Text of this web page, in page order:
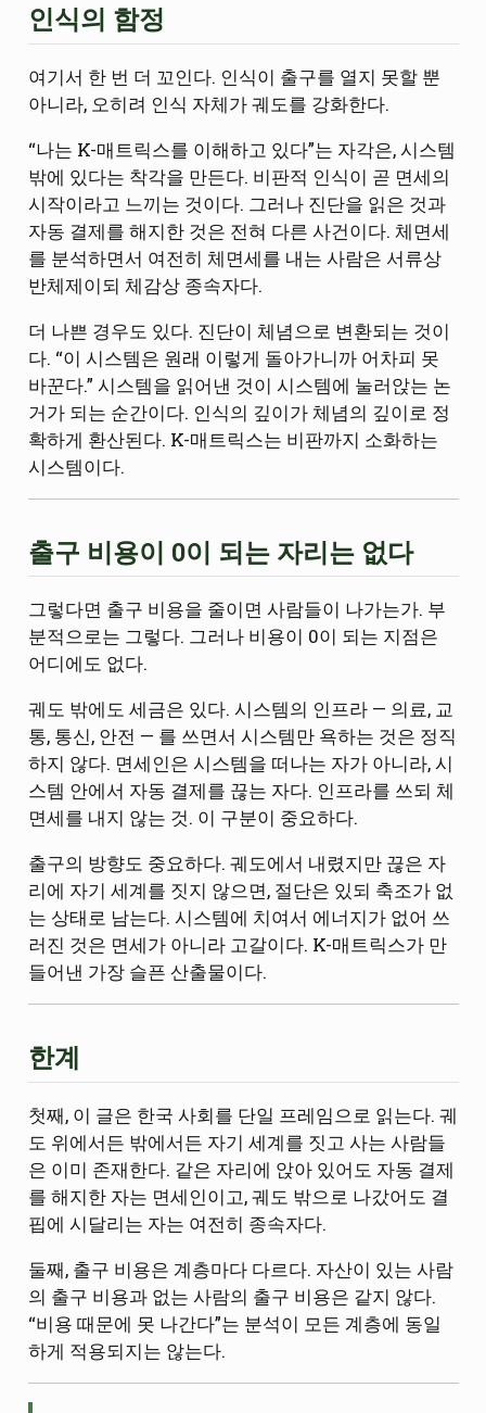
인식의 함정
여기서 한 번 더 꼬인다. 인식이 출구를 열지 못할 뿐
아니라, 오히려 인식 자체가 궤도를 강화한다.
“나는 K-매트릭스를 이해하고 있다”는 자각은, 시스템
밖에 있다는 착각을 만든다. 비판적 인식이 곧 면세의
시작이라고 느끼는 것이다. 그러나 진단을 읽은 것과
자동 결제를 해지한 것은 전혀 다른 사건이다. 체면세
를 분석하면서 여전히 체면세를 내는 사람은 서류상
반체제이되 체감상 종속자다.
더 나쁜 경우도 있다. 진단이 체념으로 변환되는 것이
다. “이 시스템은 원래 이렇게 돌아가니까 어차피 못
바꾼다.” 시스템을 읽어낸 것이 시스템에 눌러앉는 논
거가 되는 순간이다. 인식의 깊이가 체념의 깊이로 정
확하게 환산된다. K-매트릭스는 비판까지 소화하는
시스템이다.
출구 비용이 0이 되는 자리는 없다
그렇다면 출구 비용을 줄이면 사람들이 나가는가. 부
분적으로는 그렇다. 그러나 비용이 0이 되는 지점은
어디에도 없다.
궤도 밖에도 세금은 있다. 시스템의 인프라 — 의료, 교
통, 통신, 안전 — 를 쓰면서 시스템만 욕하는 것은 정직
하지 않다. 면세인은 시스템을 떠나는 자가 아니라, 시
스템 안에서 자동 결제를 끊는 자다. 인프라를 쓰되 체
면세를 내지 않는 것. 이 구분이 중요하다.
출구의 방향도 중요하다. 궤도에서 내렸지만 끊은 자
리에 자기 세계를 짓지 않으면, 절단은 있되 축조가 없
는 상태로 남는다. 시스템에 치여서 에너지가 없어 쓰
러진 것은 면세가 아니라 고갈이다. K-매트릭스가 만
들어낸 가장 슬픈 산출물이다.
한계
첫째, 이 글은 한국 사회를 단일 프레임으로 읽는다. 궤
도 위에서든 밖에서든 자기 세계를 짓고 사는 사람들
은 이미 존재한다. 같은 자리에 앉아 있어도 자동 결제
를 해지한 자는 면세인이고, 궤도 밖으로 나갔어도 결
핍에 시달리는 자는 여전히 종속자다.
둘째, 출구 비용은 계층마다 다르다. 자산이 있는 사람
의 출구 비용과 없는 사람의 출구 비용은 같지 않다.
“비용 때문에 못 나간다”는 분석이 모든 계층에 동일
하게 적용되지는 않는다.